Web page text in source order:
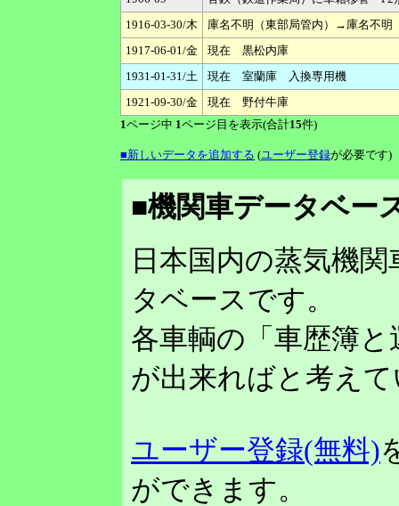
1916-03-30/木
庫名不明（東部局管内）→庫名不明
1917-06-01/金
現在 黒松内庫
1931-01-31/土
現在 室蘭庫 入換専用機
1921-09-30/金
現在 野付牛庫
1ページ中 1ページ目を表示(合計15件)
■新しいデータを追加する (ユーザー登録が必要です)
■機関車データベー
日本国内の蒸気機
タベースです。
各車輌の「車歴簿
が出来ればと考え
ユーザー登録(無料)
ができます。